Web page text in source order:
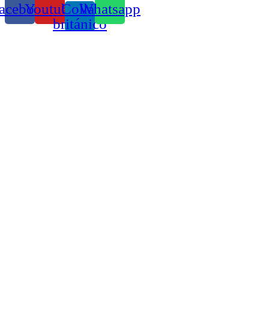
YoutubeCollar
británico
Whatsapp